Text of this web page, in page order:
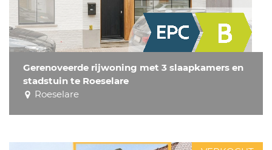
Gerenoveerde rijwoning met 3 slaapkamers en
stadstuin te Roeselare
Roeselare